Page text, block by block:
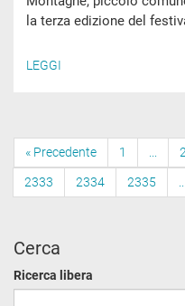
la terza edizione del
LEGGI
« Precedente 1
2333 2334 2335
Cerca
Ricerca libera